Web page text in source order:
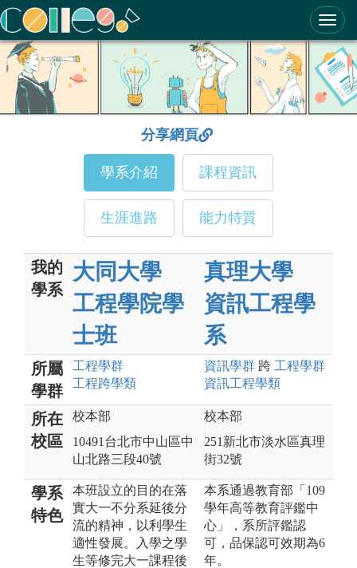
ColleGo! 大學選才與高中育才輔助系統
分享網頁
學系介紹 課程資訊
生涯進路 能力特質
我的
學系
大同大學
工程學院學
士班
真理大學
資訊工程學
系
所屬
學群
工程學群
工程跨學類
資訊學群 跨 工程學群
資訊工程學類
所在
校區
校本部
10491台北市中山區中
山北路三段40號
校本部
251新北市淡水區真理
街32號
學系
特色
本班設立的目的在落
實大一不分系延後分
流的精神，以利學生
適性發展。入學之學
生等修完大一課程後
本系通過教育部「109
學年高等教育評鑑中
心」，系所評鑑認
可，品保認可效期為6
年。